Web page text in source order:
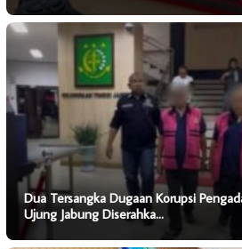
Dua Tersangka Dugaan Korupsi
Ujung Jabung Diserahka…